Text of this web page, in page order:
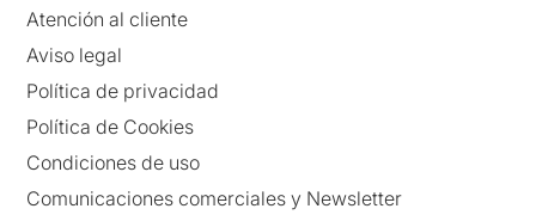
Atención al cliente
Aviso legal
Política de privacidad
Política de Cookies
Condiciones de uso
Comunicaciones comerciales y Newsletter